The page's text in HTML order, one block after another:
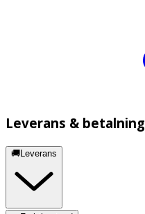
Leverans & betalning
🚚Leverans